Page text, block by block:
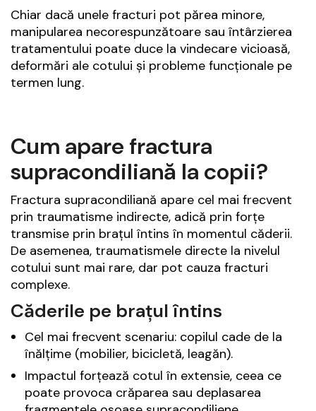
Chiar dacă unele fracturi pot părea minore,
manipularea necorespunzătoare sau întârzierea
tratamentului poate duce la vindecare vicioasă,
deformări ale cotului și probleme funcționale pe
termen lung.
Cum apare fractura
supracondiliană la copii?
Fractura supracondiliană apare cel mai frecvent
prin traumatisme indirecte, adică prin forțe
transmise prin brațul întins în momentul căderii.
De asemenea, traumatismele directe la nivelul
cotului sunt mai rare, dar pot cauza fracturi
complexe.
Căderile pe brațul întins
Cel mai frecvent scenariu: copilul cade de la
înălțime (mobilier, bicicletă, leagăn).
Impactul forțează cotul în extensie, ceea ce
poate provoca crăparea sau deplasarea